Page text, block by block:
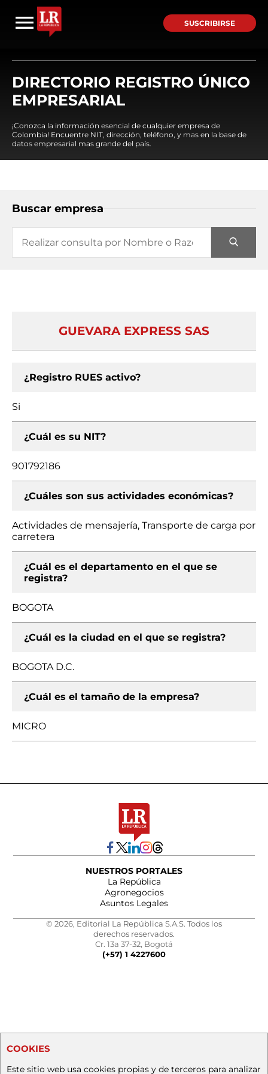
SUSCRIBIRSE
DIRECTORIO REGISTRO ÚNICO
EMPRESARIAL
¡Conozca la información esencial de cualquier empresa de
Colombia! Encuentre NIT, dirección, teléfono, y mas en la base de
datos empresarial mas grande del país.
Buscar empresa
GUEVARA EXPRESS SAS
¿Registro RUES activo?
Si
¿Cuál es su NIT?
901792186
¿Cuáles son sus actividades económicas?
Actividades de mensajería, Transporte de carga por
carretera
¿Cuál es el departamento en el que se
registra?
BOGOTA
¿Cuál es la ciudad en el que se registra?
BOGOTA D.C.
¿Cuál es el tamaño de la empresa?
MICRO
NUESTROS PORTALES
La República
Agronegocios
Asuntos Legales
© 2026, Editorial La República S.A.S. Todos los
derechos reservados.
Cr. 13a 37-32, Bogotá
(+57) 1 4227600
COOKIES
Este sitio web usa cookies propias y de terceros para analizar